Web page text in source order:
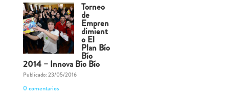
Torneo
de
Empren
dimient
o El
Plan Bío
Bío
2014 – Innova Bío Bío
Publicado: 23/05/2016
0 comentarios